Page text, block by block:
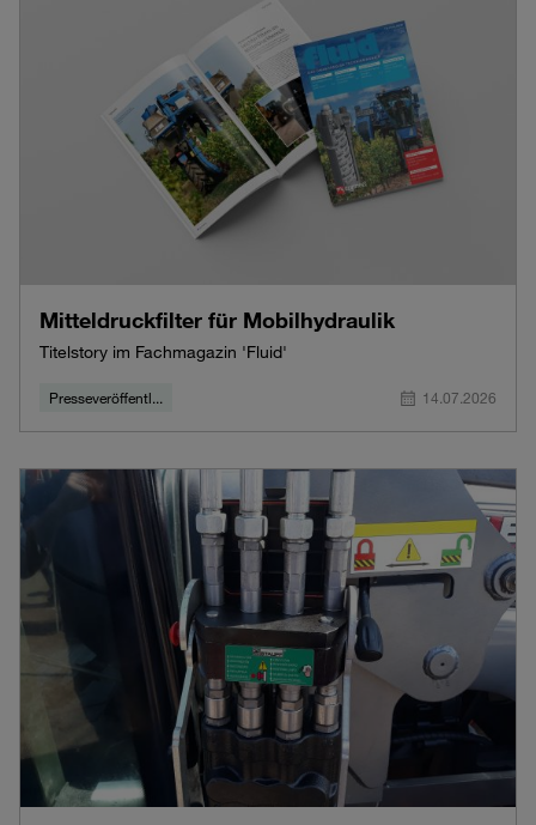
Mitteldruckfilter für Mobilhydraulik
Titelstory im Fachmagazin 'Fluid'
Presseveröffentl... 14.07.2026